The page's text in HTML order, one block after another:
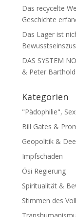
Das recycelte
Geschichte
Das Lager ist
DAS SYSTEM
& Peter Barthold
Kategorien
"Pädophilie",
Bill Gates &
Geopolitik &
Impfschaden
Ösi Regierung
Spiritualität &
Stimmen des